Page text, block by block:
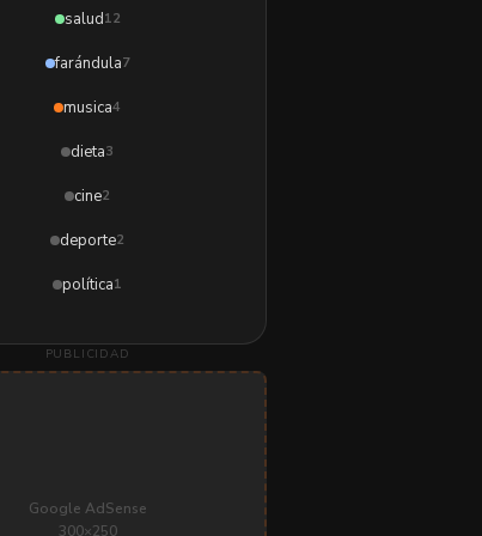
salud12
farándula7
musica4
dieta3
cine2
deporte2
política1
PUBLICIDAD
Google AdSense
300×250